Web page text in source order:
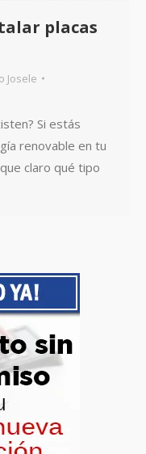
placas
Josele
Si estás
renovable en tu
claro qué tipo